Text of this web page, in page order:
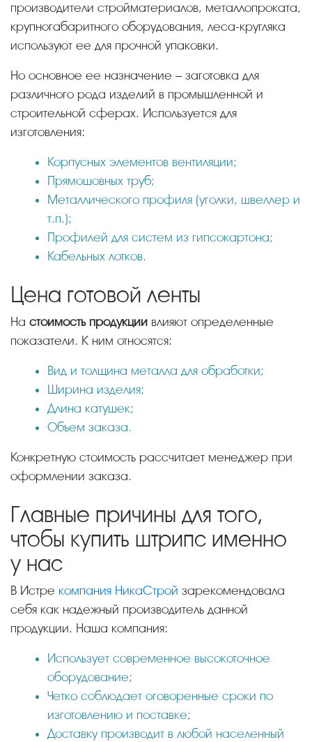
производители стройматериалов, металлопроката,
крупногабаритного оборудования, леса-кругляка
используют ее для прочной упаковки.
Но основное ее назначение – заготовка для
различного рода изделий в промышленной и
строительной сферах. Используется для
изготовления:
Корпусных элементов вентиляции;
Прямошовных труб;
Металлического профиля (уголки, швеллер и
т.п.);
Профилей для систем из гипсокартона;
Кабельных лотков.
Цена готовой ленты
На стоимость продукции влияют определенные
показатели. К ним относятся:
Вид и толщина металла для обработки;
Ширина изделия;
Длина катушек;
Объем заказа.
Конкретную стоимость рассчитает менеджер при
оформлении заказа.
Главные причины для того,
чтобы купить штрипс именно
у нас
В Истре компания НикаСтрой зарекомендовала
себя как надежный производитель данной
продукции. Наша компания:
Использует современное высокоточное
оборудование;
Четко соблюдает оговоренные сроки по
изготовлению и поставке;
Доставку производит в любой населенный